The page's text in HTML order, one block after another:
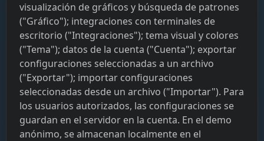
visualización de gráficos y búsqueda de patrones
("Gráfico"); integraciones con terminales de
escritorio ("Integraciones"); tema visual y colores
("Tema"); datos de la cuenta ("Cuenta"); exportar
configuraciones seleccionadas a un archivo
("Exportar"); importar configuraciones
seleccionadas desde un archivo ("Importar"). Para
los usuarios autorizados, las configuraciones se
guardan en el servidor en la cuenta. En el demo
anónimo, se almacenan localmente en el